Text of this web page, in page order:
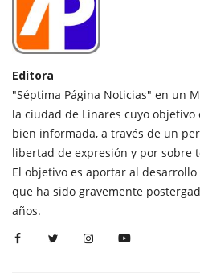
Editora
"Séptima Página Noticias" en un
la ciudad de Linares cuyo
bien informada, a través de un
libertad de expresión y por sobre
El objetivo es aportar al
que ha sido gravemente
años.